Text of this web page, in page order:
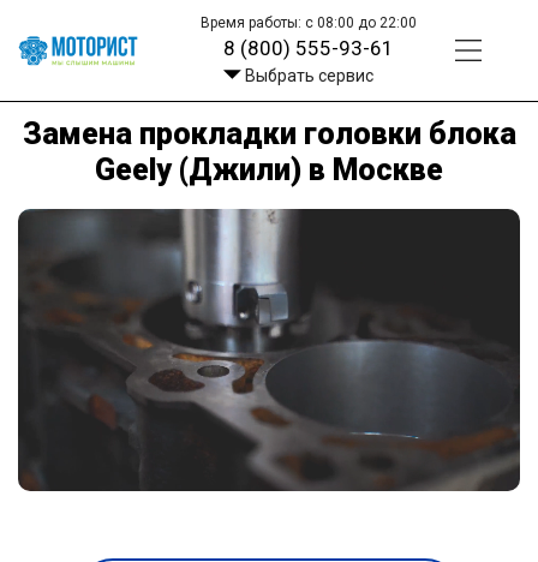
Время работы: с 08:00 до 22:00
8 (800) 555-93-61
Выбрать сервис
Замена прокладки головки блока
Geely (Джили) в Москве